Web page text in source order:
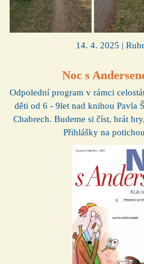
14. 4. 2025 |
Noc s
Odpolední program v rámci
děti od 6 - 9let nad knihou Pavla
Chabrech. Budeme si číst, hrát
Přihlášky na